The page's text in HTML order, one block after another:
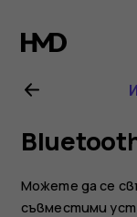
на
за
Можете да се
съвместими